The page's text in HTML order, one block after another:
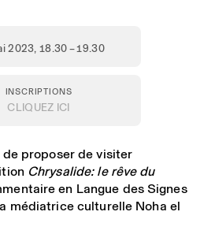
2023, 18.30 – 19.30
INSCRIPTIONS
CLIQUEZ ICI
proposer de visiter
Chrysalide: le rêve du
en Langue des Signes
médiatrice culturelle Noha el